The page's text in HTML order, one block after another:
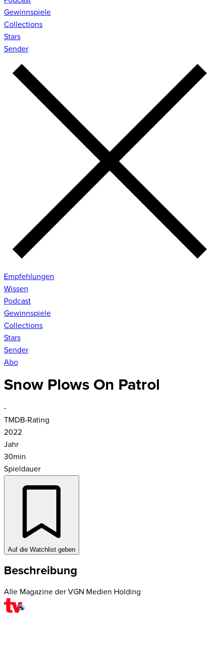
Gewinnspiele
Collections
Stars
Sender
Empfehlungen
Wissen
Podcast
Gewinnspiele
Collections
Stars
Sender
Abo
Snow Plows On Patrol
-
TMDB-Rating
2022
Jahr
30min
Spieldauer
Auf die Watchlist geben
Beschreibung
Alle Magazine der VGN Medien Holding